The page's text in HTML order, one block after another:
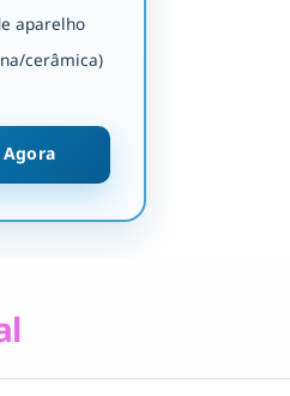
aparelho
cerâmica)